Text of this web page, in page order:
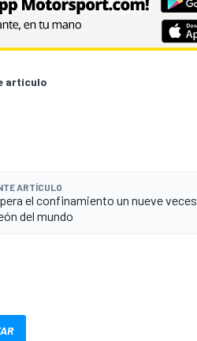
artículo
ARTÍCULO
el confinamiento un nueve veces
del mundo